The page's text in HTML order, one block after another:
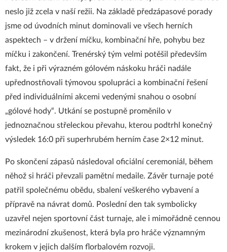
neslo již zcela v naší režii. Na základě předzápasové porady
jsme od úvodních minut dominovali ve všech herních
aspektech – v držení míčku, kombinační hře, pohybu bez
míčku i zakončení. Trenérský tým velmi potěšil především
fakt, že i při výrazném gólovém náskoku hráči nadále
upřednostňovali týmovou spolupráci a kombinační řešení
před individuálními akcemi vedenými snahou o osobní
„gólové hody“. Utkání se postupně proměnilo v
jednoznačnou střeleckou převahu, kterou podtrhl konečný
výsledek 16:0 při superhrubém herním čase 2×12 minut.
Po skončení zápasů následoval oficiální ceremoniál, během
něhož si hráči převzali pamětní medaile. Závěr turnaje poté
patřil společnému obědu, sbalení veškerého vybavení a
přípravě na návrat domů. Poslední den tak symbolicky
uzavřel nejen sportovní část turnaje, ale i mimořádně cennou
mezinárodní zkušenost, která byla pro hráče významným
krokem v jejich dalším florbalovém rozvoji.